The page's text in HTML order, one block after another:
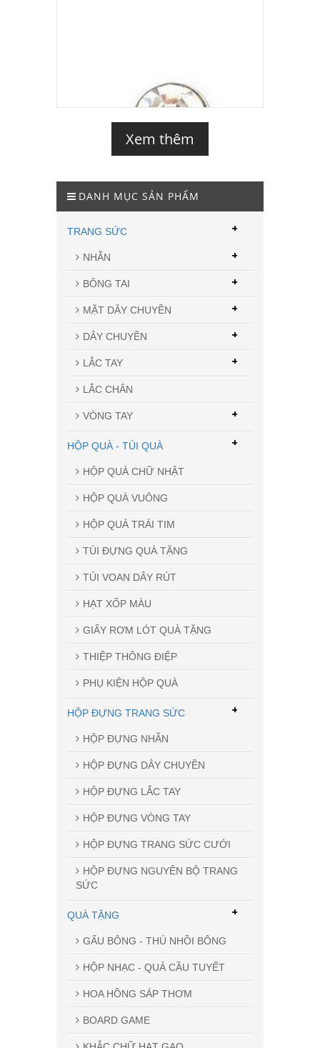
Xem thêm
DANH MỤC SẢN PHẨM
TRANG SỨC
NHẪN +
BÔNG TAI +
MẶT DÂY CHUYỀN +
DÂY CHUYỀN +
LẮC TAY +
LẮC CHÂN
VÒNG TAY +
+
HỘP QUÀ - TÚI QUÀ
HỘP QUÀ CHỮ NHẬT
HỘP QUÀ VUÔNG
HỘP QUÀ TRÁI TIM
TÚI ĐỰNG QUÀ TẶNG
TÚI VOAN DÂY RÚT
HẠT XỐP MÀU
GIẤY RƠM LÓT QUÀ TẶNG
THIỆP THÔNG ĐIỆP
PHỤ KIỆN HỘP QUÀ
+
HỘP ĐỰNG TRANG SỨC
HỘP ĐỰNG NHẪN
HỘP ĐỰNG DÂY CHUYỀN
HỘP ĐỰNG LẮC TAY
HỘP ĐỰNG VÒNG TAY
HỘP ĐỰNG TRANG SỨC CƯỚI
HỘP ĐỰNG NGUYÊN BỘ TRANG
SỨC
+
QUÀ TẶNG
GẤU BÔNG - THÚ NHỒI BÔNG
HỘP NHẠC - QUẢ CẦU TUYẾT
HOA HỒNG SÁP THƠM
BOARD GAME
+